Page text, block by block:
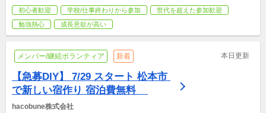
初心者歓迎 学校/仕事終わりから参加
世代を超えた参加歓迎
勉強熱心
成長意欲が高い
メンバー/継続ボランティア 新着 本日更新
【急募DIY】 7/29 スタート 松本市
で新しい宿作り 宿泊費無料
hacobune株式会社